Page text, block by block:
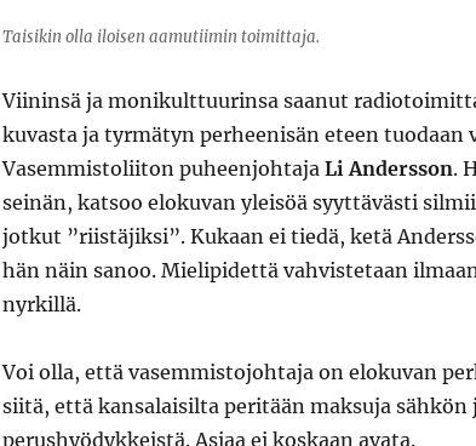
Taisikin olla iloisen aamutiimin toimittaja.
Viininsä ja monikulttuurinsa saanut
kuvasta ja tyrmätyn perheenisän eteen tuodaan
Vasemmistoliiton puheenjohtaja Li Andersson.
seinän, katsoo elokuvan yleisöä syyttävästi
jotkut ”riistäjiksi”. Kukaan ei tiedä, ketä
hän näin sanoo. Mielipidettä vahvistetaan
nyrkillä.
Voi olla, että vasemmistojohtaja on elokuvan
siitä, että kansalaisilta peritään maksuja sähkön
perushyödykkeistä. Asiaa ei koskaan avata.